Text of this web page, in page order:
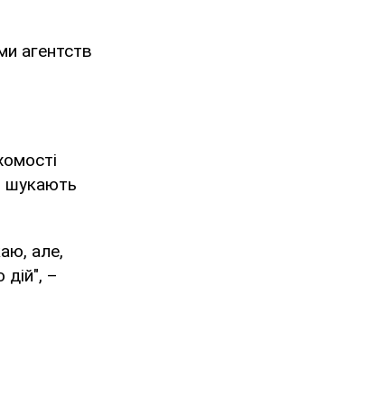
агентств
шукають
але,
–